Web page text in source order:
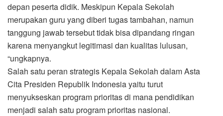
depan peserta didik. Meskipun Kepala Sekolah
merupakan guru yang diberi tugas tambahan, namun
tanggung jawab tersebut tidak bisa dipandang ringan
karena menyangkut legitimasi dan kualitas lulusan,
“ungkapnya.
Salah satu peran strategis Kepala Sekolah dalam Asta
Cita Presiden Republik Indonesia yaitu turut
menyukseskan program prioritas di mana pendidikan
menjadi salah satu program prioritas nasional.